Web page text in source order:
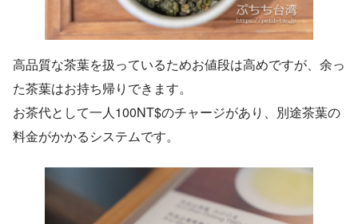
高品質な茶葉を扱っているためお値段は高めですが、余っ
た茶葉はお持ち帰りできます。
お茶代として一人100NT$のチャージがあり、別途茶葉の
料金がかかるシステムです。